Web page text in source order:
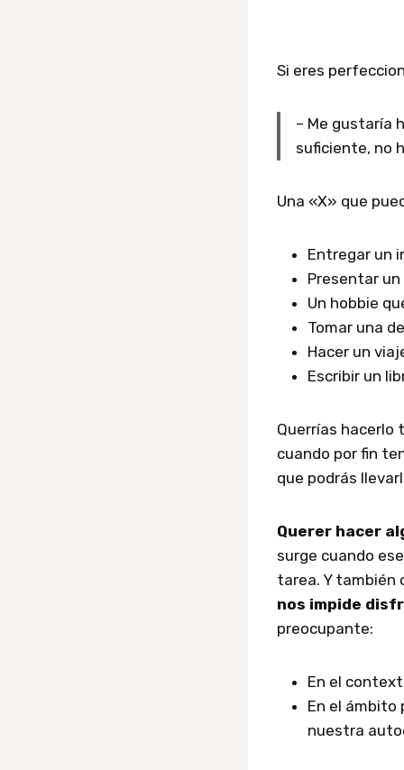
Si eres
– Me gustaría
suficiente, no
Una «X» que
Entregar un
Presentar
Un hobbie
Tomar una
Hacer un
Escribir un
Querrías hacerlo
cuando por fin
que podrás
Querer hacer
surge cuando
tarea. Y también
nos impide
preocupante:
En el
En el ámbito
nuestra